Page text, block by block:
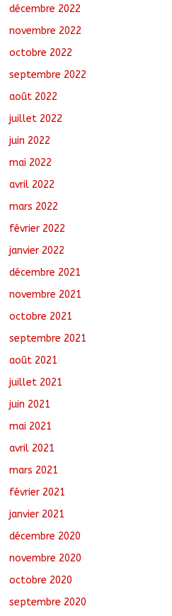
décembre 2022
novembre 2022
octobre 2022
septembre 2022
août 2022
juillet 2022
juin 2022
mai 2022
avril 2022
mars 2022
février 2022
janvier 2022
décembre 2021
novembre 2021
octobre 2021
septembre 2021
août 2021
juillet 2021
juin 2021
mai 2021
avril 2021
mars 2021
février 2021
janvier 2021
décembre 2020
novembre 2020
octobre 2020
septembre 2020